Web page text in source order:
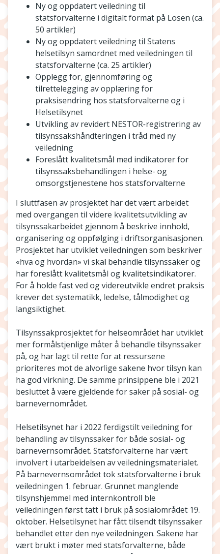
Ny og oppdatert veiledning til
statsforvalterne i digitalt format på Losen (ca.
50 artikler)
Ny og oppdatert veiledning til Statens
helsetilsyn samordnet med veiledningen til
statsforvalterne (ca. 25 artikler)
Opplegg for, gjennomføring og
tilrettelegging av opplæring for
praksisendring hos statsforvalterne og i
Helsetilsynet
Utvikling av revidert NESTOR-registrering av
tilsynssakshåndteringen i tråd med ny
veiledning
Foreslått kvalitetsmål med indikatorer for
tilsynssaksbehandlingen i helse- og
omsorgstjenestene hos statsforvalterne
I sluttfasen av prosjektet har det vært arbeidet
med overgangen til videre kvalitetsutvikling av
tilsynssakarbeidet gjennom å beskrive innhold,
organisering og oppfølging i driftsorganisasjonen.
Prosjektet har utviklet veiledningen som beskriver
«hva og hvordan» vi skal behandle tilsynssaker og
har foreslått kvalitetsmål og kvalitetsindikatorer.
For å holde fast ved og videreutvikle endret praksis
krever det systematikk, ledelse, tålmodighet og
langsiktighet.
Tilsynssakprosjektet for helseområdet har utviklet
mer formålstjenlige måter å behandle tilsynssaker
på, og har lagt til rette for at ressursene
prioriteres mot de alvorlige sakene hvor tilsyn kan
ha god virkning. De samme prinsippene ble i 2021
besluttet å være gjeldende for saker på sosial- og
barnevernområdet.
Helsetilsynet har i 2022 ferdigstilt veiledning for
behandling av tilsynssaker for både sosial- og
barnevernsområdet. Statsforvalterne har vært
involvert i utarbeidelsen av veiledningsmaterialet.
På barnevernsområdet tok statsforvalterne i bruk
veiledningen 1. februar. Grunnet manglende
tilsynshjemmel med internkontroll ble
veiledningen først tatt i bruk på sosialområdet 19.
oktober. Helsetilsynet har fått tilsendt tilsynssaker
behandlet etter den nye veiledningen. Sakene har
vært brukt i møter med statsforvalterne, både